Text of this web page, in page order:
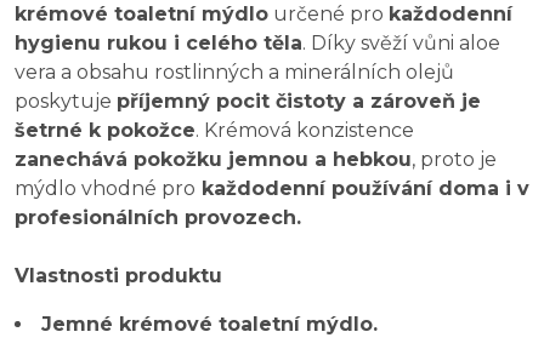
krémové toaletní mýdlo určené pro každodenní
hygienu rukou i celého těla. Díky svěží vůni aloe
vera a obsahu rostlinných a minerálních olejů
poskytuje příjemný pocit čistoty a zároveň je
šetrné k pokožce. Krémová konzistence
zanechává pokožku jemnou a hebkou, proto je
mýdlo vhodné pro každodenní používání doma i v
profesionálních provozech.
Vlastnosti produktu
Jemné krémové toaletní mýdlo.